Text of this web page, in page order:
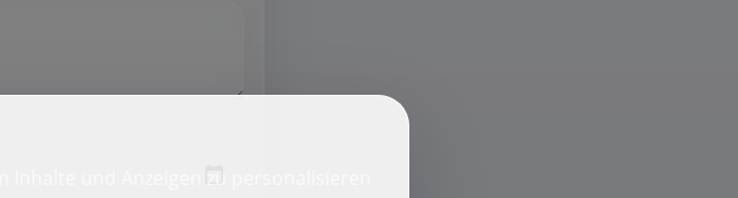
und Anzeigen zu personalisieren